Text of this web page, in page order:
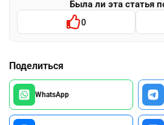
Была ли эта статья
0
Поделиться
WhatsApp